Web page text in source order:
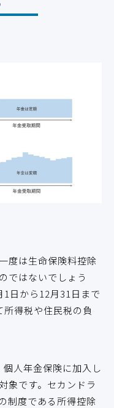
度は生命保険料控除
ではないでしょう
日から12月31日まで
得税や住民税の負
人年金保険に加入し
象です。セカンドラ
制度である所得控除